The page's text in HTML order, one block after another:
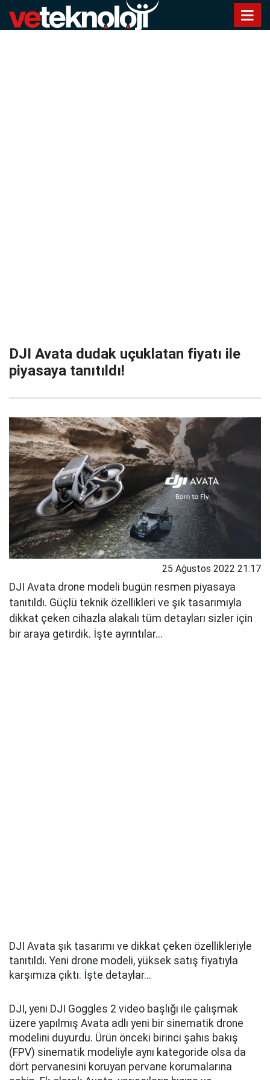
DJI Avata dudak uçuklatan fiyatı ile
piyasaya tanıtıldı!
25 Ağustos 2022 21:17
DJI Avata drone modeli bugün resmen piyasaya
tanıtıldı. Güçlü teknik özellikleri ve şık tasarımıyla
dikkat çeken cihazla alakalı tüm detayları sizler için
bir araya getirdik. İşte ayrıntılar...
DJI Avata şık tasarımı ve dikkat çeken özellikleriyle
tanıtıldı. Yeni drone modeli, yüksek satış fiyatıyla
karşımıza çıktı. İşte detaylar...
DJI, yeni DJI Goggles 2 video başlığı ile çalışmak
üzere yapılmış Avata adlı yeni bir sinematik drone
modelini duyurdu. Ürün önceki birinci şahıs bakış
(FPV) sinematik modeliyle aynı kategoride olsa da
dört pervanesini koruyan pervane korumalarına